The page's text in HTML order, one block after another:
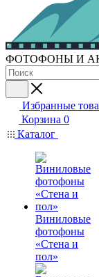
ФОТОФОНЫ И
Избранные
Корзина 0
Каталог
Виниловые
фотофоны
«Стена и
пол»